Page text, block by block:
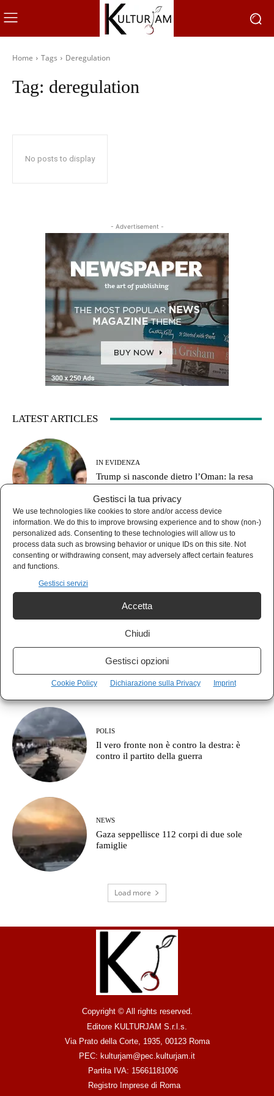
Gestisci la tua privacy
We use technologies like cookies to store and/or access device
information. We do this to improve browsing experience and to show (non-)
personalized ads. Consenting to these technologies will allow us to
process data such as browsing behavior or unique IDs on this site. Not
consenting or withdrawing consent, may adversely affect certain features
and functions.
Gestisci servizi
Accetta
Chiudi
Gestisci opzioni
Cookie Policy Dichiarazione sulla Privacy Imprint
Home Tags Deregulation
Tag: deregulation
No posts to display
- Advertisement -
LATEST ARTICLES
IN EVIDENZA
Trump si nasconde dietro l’Oman: la resa
mascherata da diplomazia
Guccini se n’è andato, restano le canzoni e
le domande senza risposta
POLIS
Il vero fronte non è contro la destra: è
contro il partito della guerra
NEWS
Gaza seppellisce 112 corpi di due sole
famiglie
Load more
Copyright © All rights reserved.
Editore KULTURJAM S.r.l.s.
Via Prato della Corte, 1935, 00123 Roma
PEC: kulturjam@pec.kulturjam.it
Partita IVA: 15661181006
Registro Imprese di Roma